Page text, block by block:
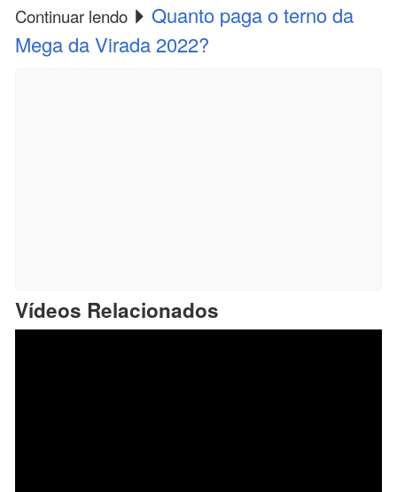
Continuar lendo
Quanto paga o terno da
Mega da Virada 2022?
Vídeos Relacionados